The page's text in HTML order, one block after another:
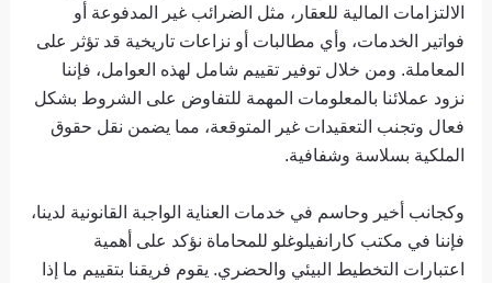
الالتزامات المالية للعقار، مثل الضرائب غير المدفوعة أو
فواتير الخدمات، وأي مطالبات أو نزاعات تاريخية قد تؤثر على
المعاملة. ومن خلال توفير تقييم شامل لهذه العوامل، فإننا
نزود عملائنا بالمعلومات المهمة للتفاوض على الشروط بشكل
فعال وتجنب التعقيدات غير المتوقعة، مما يضمن نقل حقوق
الملكية بسلاسة وشفافية.
وكجانب أخير وحاسم في خدمات العناية الواجبة القانونية لدينا،
فإننا في مكتب كارانفيلوغلو للمحاماة نؤكد على أهمية
اعتبارات التخطيط البيئي والحضري. يقوم فريقنا بتقييم ما إذا